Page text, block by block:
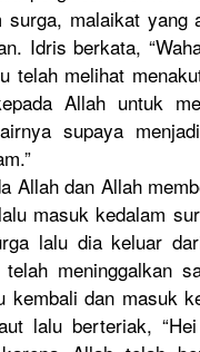
malaikat yang
n. Idris berkata,
telah melihat
Allah untuk
supaya
Allah dan Allah
masuk kedalam
lalu dia keluar
meninggalkan
kembali dan masuk
lalu berteriak,